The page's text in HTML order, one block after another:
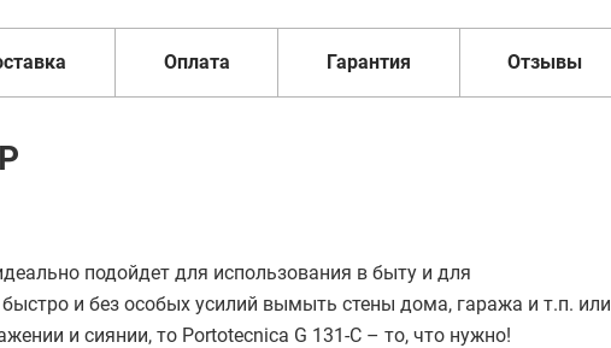
Оплата Гарантия Отзывы
подойдет для использования в быту и для
и без особых усилий вымыть стены дома, гаража и т.п. или
и сиянии, то Portotecnica G 131-C – то, что нужно!